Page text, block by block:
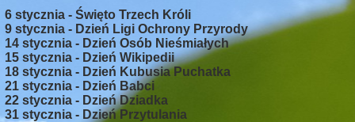
6 stycznia - Święto Trzech Króli
9 stycznia - Dzień Ligi Ochrony Przyrody
14 stycznia - Dzień Osób Nieśmiałych
15 stycznia - Dzień Wikipedii
18 stycznia - Dzień Kubusia Puchatka
21 stycznia - Dzień Babci
22 stycznia - Dzień Dziadka
31 stycznia - Dzień Przytulania